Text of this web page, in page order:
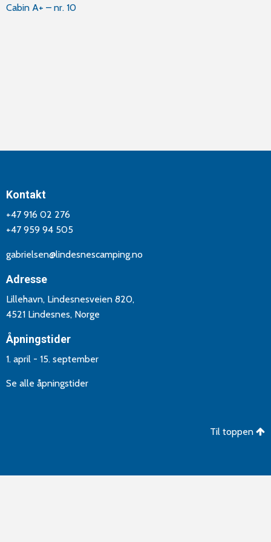
Innleggsnavigasjon
Cabin A+ – nr. 10
Kontakt
+47 916 02 276
+47 959 94 505
gabrielsen@lindesnescamping.no
Adresse
Lillehavn, Lindesnesveien 820,
4521 Lindesnes, Norge
Åpningstider
1. april - 15. september
Se alle åpningstider
Til toppen